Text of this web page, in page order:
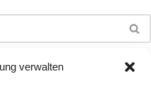
verwalten